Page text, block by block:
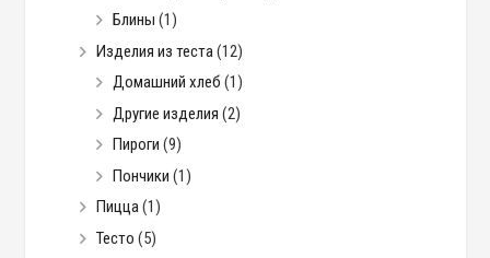
Блины (1)
Изделия из теста(12)
Домашний хлеб (1)
Другие изделия (2)
Пироги (9)
Пончики (1)
Пицца(1)
Тесто (5)